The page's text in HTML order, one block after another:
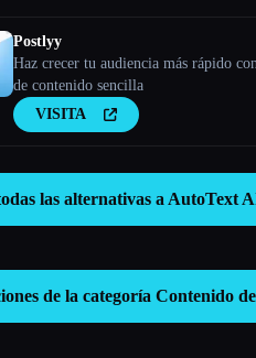
Postlyy
Haz crecer tu audiencia más rápido
de contenido sencilla
VISITA
las alternativas a AutoText
de la categoría Contenido